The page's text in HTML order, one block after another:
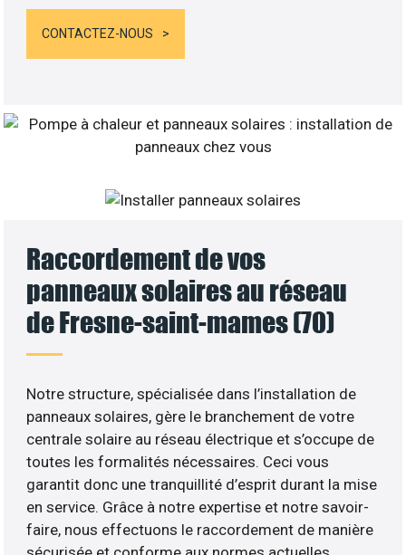
CONTACTEZ-NOUS
Raccordement de vos
panneaux solaires au réseau
de Fresne-saint-mames (70)
Notre structure, spécialisée dans l’installation de
panneaux solaires, gère le branchement de votre
centrale solaire au réseau électrique et s’occupe de
toutes les formalités nécessaires. Ceci vous
garantit donc une tranquillité d’esprit durant la mise
en service. Grâce à notre expertise et notre savoir-
faire, nous effectuons le raccordement de manière